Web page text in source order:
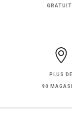
PLUS DE
90